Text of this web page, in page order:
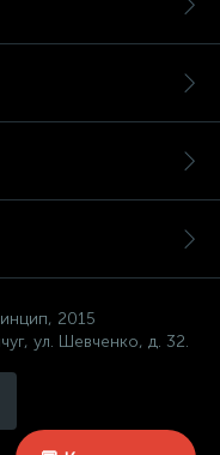
2015
ул. Шевченко, д. 32.